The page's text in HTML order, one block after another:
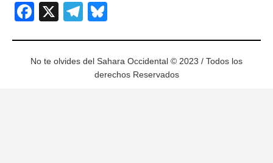
Facebook
X Telegram
No te olvides del Sahara Occidental © 2023 / Todos los
derechos Reservados